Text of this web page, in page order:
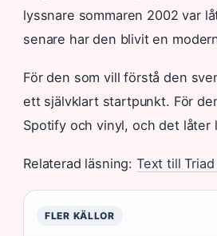
lyssnare sommaren 2002 var
senare har den blivit en
För den som vill förstå den
ett självklart startpunkt. För
Spotify och vinyl, och det
Relaterad läsning: Text till
FLER KÄLLOR